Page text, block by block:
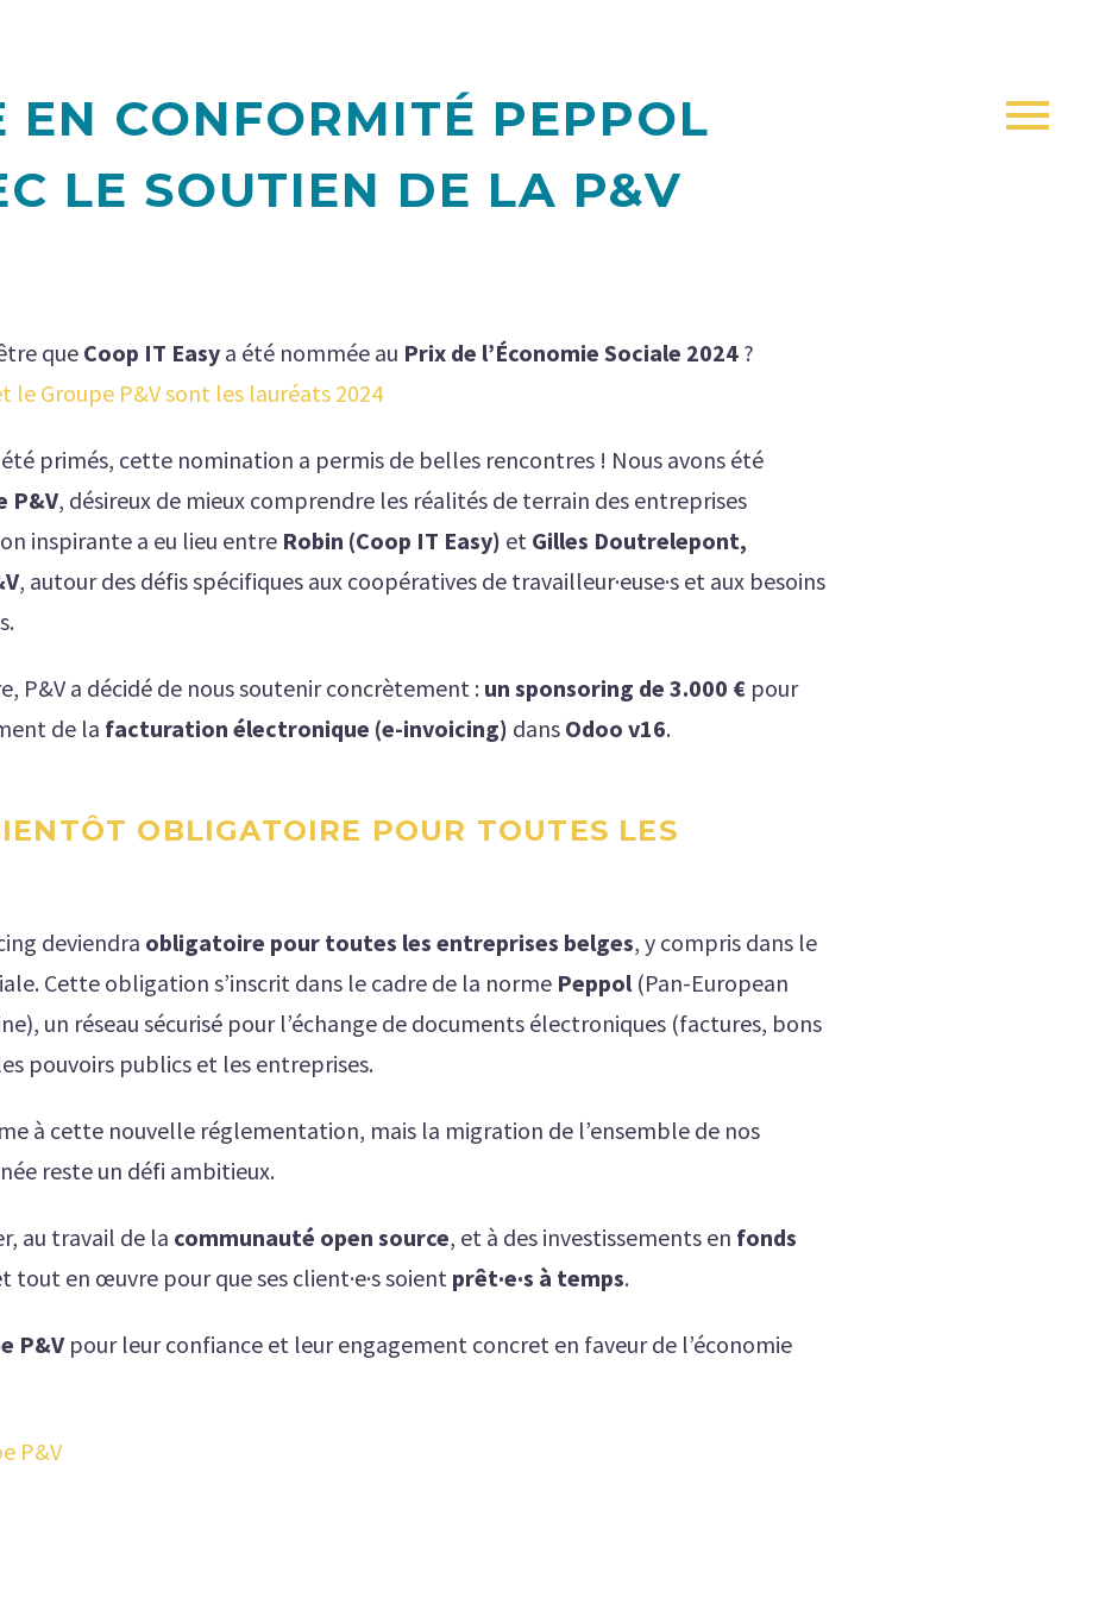
EN CONFORMITÉ PEPPOL
LE SOUTIEN DE LA P&V
que Coop IT Easya été nommée au Prix de l’Économie Sociale 2024?
le Groupe P&V sont les lauréats 2024
été primés, cette nomination a permis de belles rencontres ! Nous avons été
P&V, désireux de mieux comprendre les réalités de terrain des entreprises
inspirante a eu lieu entre Robin (Coop IT Easy) et Gilles Doutrelepont,
, autour des défis spécifiques aux coopératives de travailleur·euse·s et aux besoins
P&V a décidé de nous soutenir concrètement : un sponsoring de 3.000 €pour
de la facturation électronique (e-invoicing) dans Odoo v16.
OBLIGATOIRE POUR TOUTES LES
deviendra obligatoire pour toutes les entreprises belges, y compris dans le
Cette obligation s’inscrit dans le cadre de la norme Peppol(Pan-European
un réseau sécurisé pour l’échange de documents électroniques (factures, bons
pouvoirs publics et les entreprises.
à cette nouvelle réglementation, mais la migration de l’ensemble de nos
reste un défi ambitieux.
au travail de la communauté open source, et à des investissements en fonds
tout en œuvre pour que ses client·e·s soient prêt·e·s à temps.
P&Vpour leur confiance et leur engagement concret en faveur de l’économie
P&V